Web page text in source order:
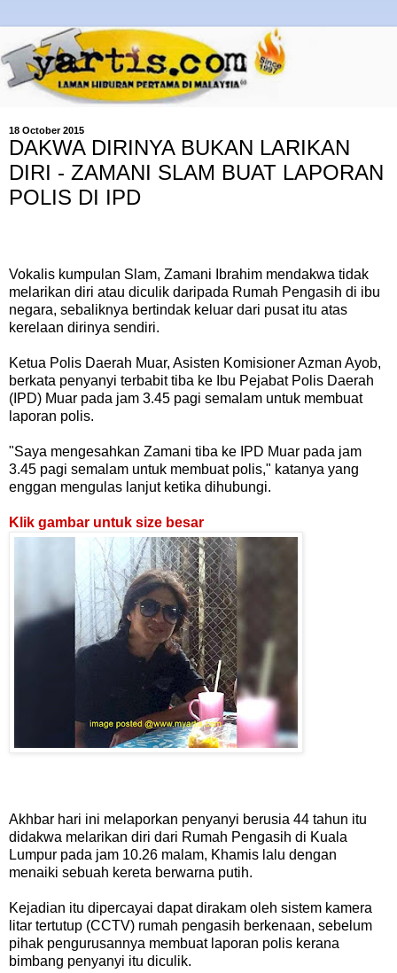
18 October 2015
DAKWA DIRINYA BUKAN LARIKAN
DIRI - ZAMANI SLAM BUAT LAPORAN
POLIS DI IPD
Vokalis kumpulan Slam, Zamani Ibrahim mendakwa tidak
melarikan diri atau diculik daripada Rumah Pengasih di ibu
negara, sebaliknya bertindak keluar dari pusat itu atas
kerelaan dirinya sendiri.
Ketua Polis Daerah Muar, Asisten Komisioner Azman Ayob,
berkata penyanyi terbabit tiba ke Ibu Pejabat Polis Daerah
(IPD) Muar pada jam 3.45 pagi semalam untuk membuat
laporan polis.
"Saya mengesahkan Zamani tiba ke IPD Muar pada jam
3.45 pagi semalam untuk membuat polis," katanya yang
enggan mengulas lanjut ketika dihubungi.
Klik gambar untuk size besar
Akhbar hari ini melaporkan penyanyi berusia 44 tahun itu
didakwa melarikan diri dari Rumah Pengasih di Kuala
Lumpur pada jam 10.26 malam, Khamis lalu dengan
menaiki sebuah kereta berwarna putih.
Kejadian itu dipercayai dapat dirakam oleh sistem kamera
litar tertutup (CCTV) rumah pengasih berkenaan, sebelum
pihak pengurusannya membuat laporan polis kerana
bimbang penyanyi itu diculik.